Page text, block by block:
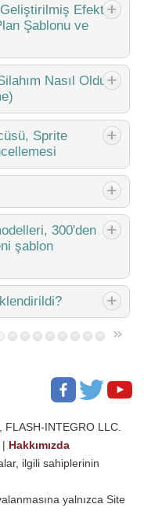
bir şey için
burada ve bu
10.1! VSDC 10.1
Efekt
Şablonu ve
en son
Geri
araçları geliştirmeye
Nasıl Oldu
bir seyahat
çirkin su
mücadele ettim, ta
Sprite
sizlerin geri
Geri bildirimlerinizi
deneyiminizi
seçenekleri son
giderek
yardımcı olacak
300'den
şablon
gelişmiş renk
için çeşitli efektler
aracı gibi çığır
Renkli olsalardı
sayıda klasik
, FLASH-INTEGRO LLC.
| Hakkımızda
ilgili sahiplerinin
yalnızca Site